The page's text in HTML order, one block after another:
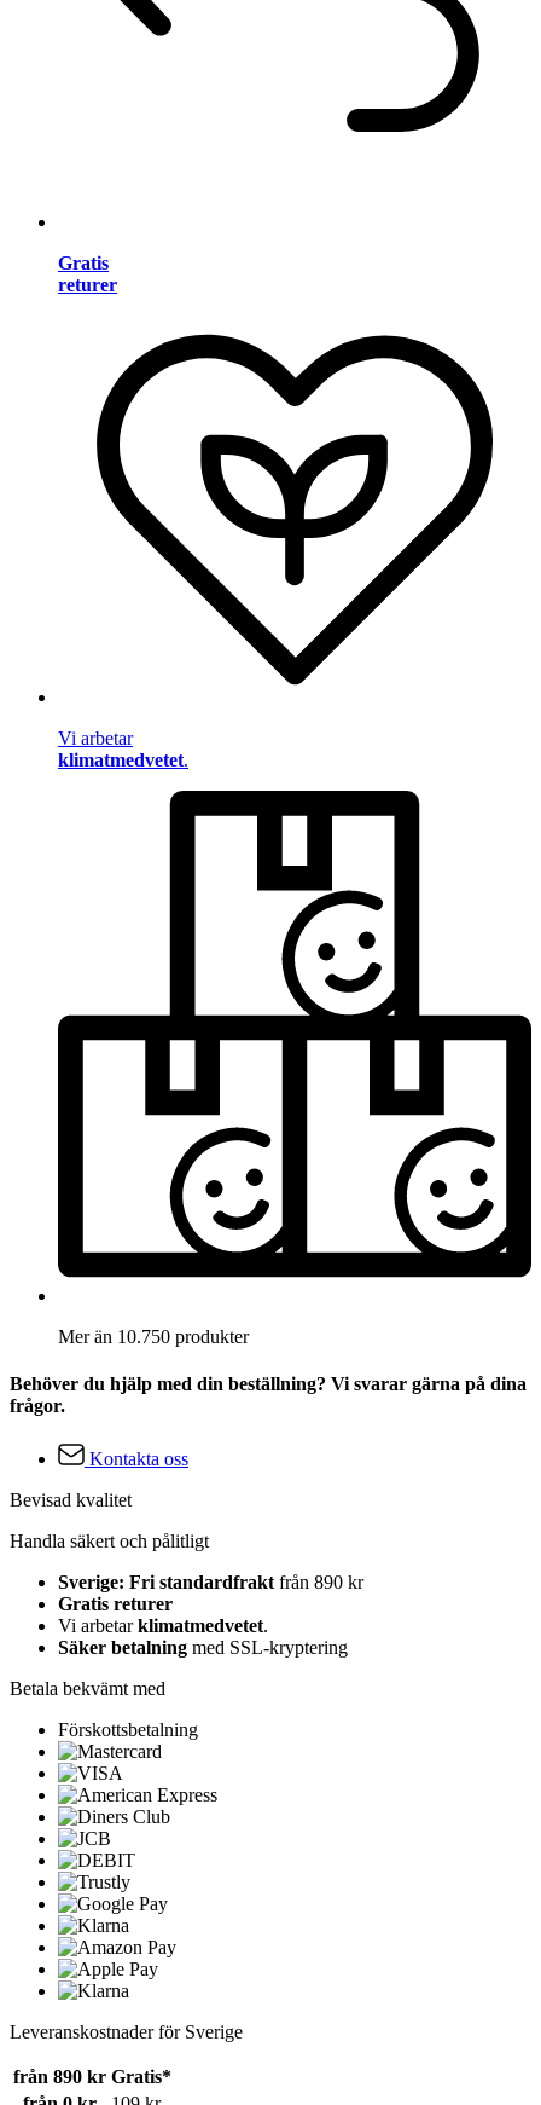
Gratis
returer
Vi arbetar
klimatmedvetet.
Mer än 10.750 produkter
Behöver du hjälp med din beställning? Vi svarar gärna på dina
frågor.
Kontakta oss
Bevisad kvalitet
Handla säkert och pålitligt
Sverige: Fri standardfrakt från 890 kr
Gratis returer
Vi arbetarklimatmedvetet.
Säker betalning med SSL-kryptering
Betala bekvämt med
Förskottsbetalning
Leveranskostnader för Sverige
från 890 kr Gratis*